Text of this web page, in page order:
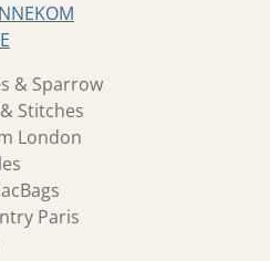
& Sparrow
Stitches
London
Paris